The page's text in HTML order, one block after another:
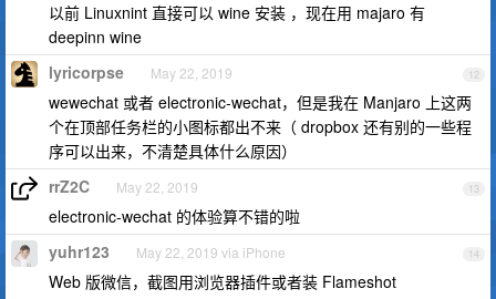
以前 Linuxnint 直接可以 wine 安装 ，现在用 majaro 有
deepinn wine
12
lyricorpse May 22, 2019
wewechat 或者 electronic-wechat，但是我在 Manjaro 上这两
个在顶部任务栏的小图标都出不来（ dropbox 还有别的一些程
序可以出来，不清楚具体什么原因）
13
rrZ2C May 22, 2019
electronic-wechat 的体验算不错的啦
14
yuhr123 May 22, 2019 via iPhone
Web 版微信，截图用浏览器插件或者装 Flameshot